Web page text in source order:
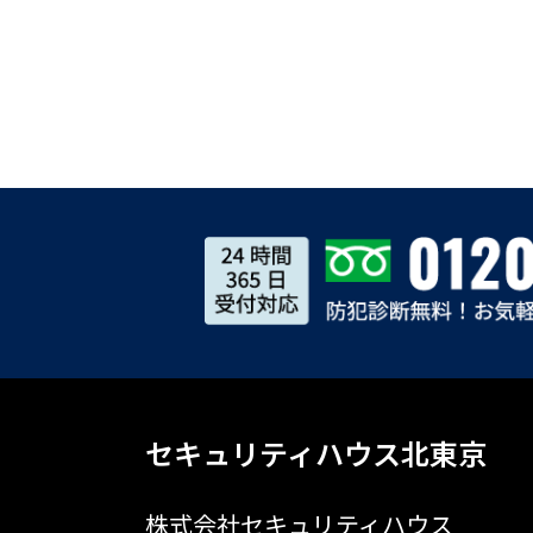
セキュリティハウス北東京
株式会社セキュリティハウス